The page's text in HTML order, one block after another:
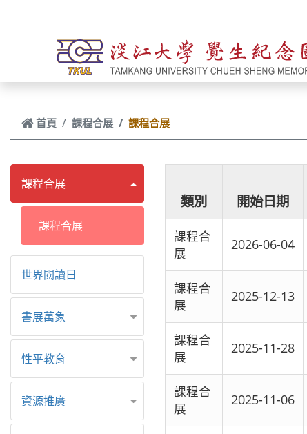
首頁 課程合展 課程合展
課程合展
課程合展
世界閱讀日
書展萬象
性平教育
資源推廣
類別 開始日期
課程合
展
2026-06-04
課程合
展
2025-12-13
課程合
展
2025-11-28
課程合
展
2025-11-06